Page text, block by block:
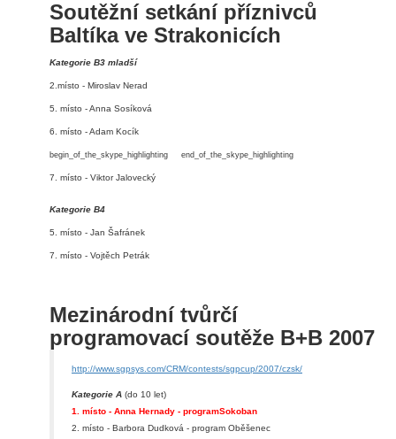
Soutěžní setkání příznivců
Baltíka ve Strakonicích
Kategorie B3 mladší
2.místo - Miroslav Nerad
5. místo - Anna Sosíková
6. místo - Adam Kocík
begin_of_the_skype_highlighting end_of_the_skype_highlighting
7. místo - Viktor Jalovecký
Kategorie B4
5. místo - Jan Šafránek
7. místo - Vojtěch Petrák
Mezinárodní tvůrčí
programovací soutěže B+B 2007
http://www.sgpsys.com/CRM/contests/sgpcup/2007/czsk/
Kategorie A (do 10 let)
1. místo - Anna Hernady - programSokoban
2. místo - Barbora Dudková - program Oběšenec